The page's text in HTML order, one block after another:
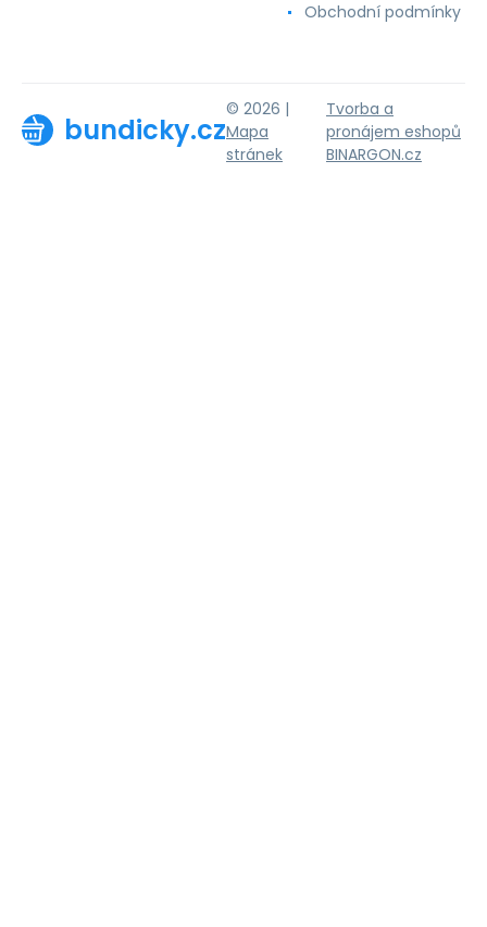
Obchodní podmínky
bundicky.cz
© 2026 |
Mapa
stránek
Tvorba a
pronájem eshopů
BINARGON.cz